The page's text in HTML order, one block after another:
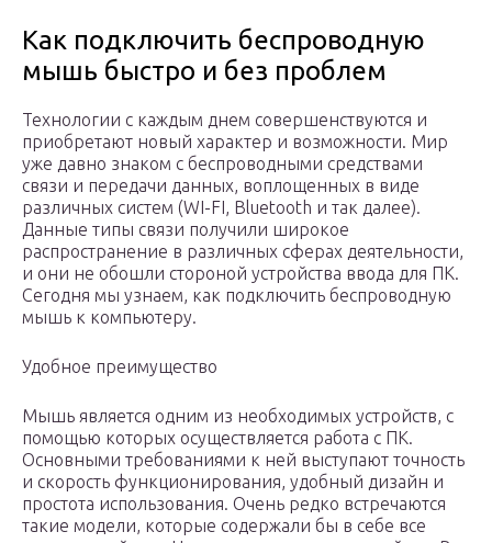
Как подключить беспроводную
мышь быстро и без проблем
Технологии с каждым днем совершенствуются и
приобретают новый характер и возможности. Мир
уже давно знаком с беспроводными средствами
связи и передачи данных, воплощенных в виде
различных систем (WI-FI, Bluetooth и так далее).
Данные типы связи получили широкое
распространение в различных сферах деятельности,
и они не обошли стороной устройства ввода для ПК.
Сегодня мы узнаем, как подключить беспроводную
мышь к компьютеру.
Удобное преимущество
Мышь является одним из необходимых устройств, с
помощью которых осуществляется работа с ПК.
Основными требованиями к ней выступают точность
и скорость функционирования, удобный дизайн и
простота использования. Очень редко встречаются
такие модели, которые содержали бы в себе все